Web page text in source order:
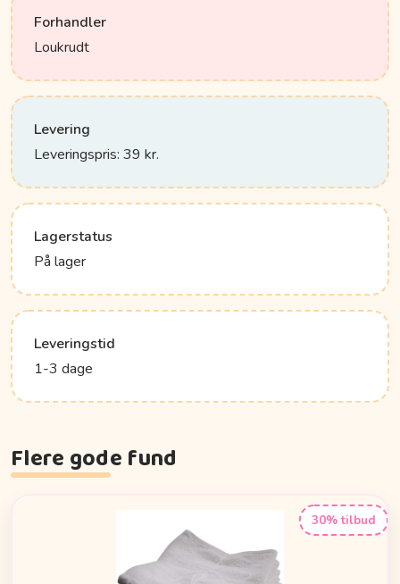
Forhandler
Loukrudt
Levering
Leveringspris: 39 kr.
Lagerstatus
På lager
Leveringstid
1-3 dage
Flere gode fund
30% tilbud